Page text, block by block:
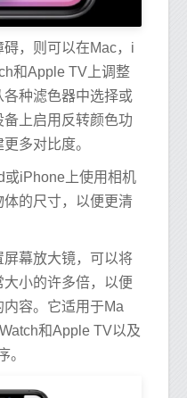
，则可以在Mac，i
和Apple TV上调整
种滤色器中选择或
上启用反转颜色功
多对比度。
或iPhone上使用相机
的尺寸，以便更清
幕放大镜，可以将
小的许多倍，以便
容。它适用于Ma
和Apple TV以及
。